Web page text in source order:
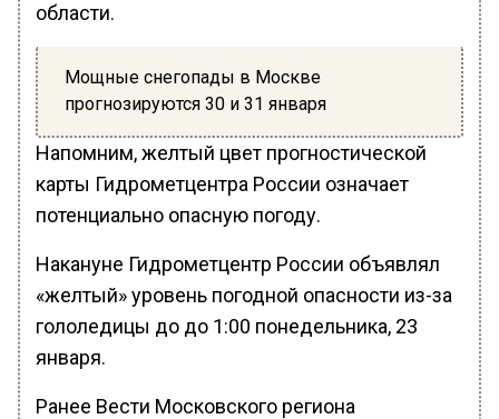
области.
Мощные снегопады в Москве
прогнозируются 30 и 31 января
Напомним, желтый цвет прогностической
карты Гидрометцентра России означает
потенциально опасную погоду.
Накануне Гидрометцентр России объявлял
«желтый» уровень погодной опасности из-за
гололедицы до до 1:00 понедельника, 23
января.
Ранее Вести Московского региона